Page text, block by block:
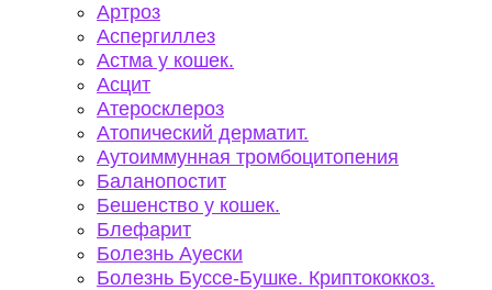
Артроз
Аспергиллез
Астма у кошек.
Асцит
Атеросклероз
Атопический дерматит.
Аутоиммунная тромбоцитопения
Баланопостит
Бешенство у кошек.
Блефарит
Болезнь Ауески
Болезнь Буссе-Бушке. Криптококкоз.